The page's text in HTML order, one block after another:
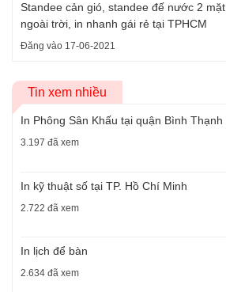
Standee cản gió, standee đế nước 2 mặt
ngoài trời, in nhanh gái rẻ tại TPHCM
Đăng vào 17-06-2021
Tin xem nhiều
In Phông Sân Khấu tại quận Bình Thạnh
3.197 đã xem
In kỹ thuật số tại TP. Hồ Chí Minh
2.722 đã xem
In lịch để bàn
2.634 đã xem